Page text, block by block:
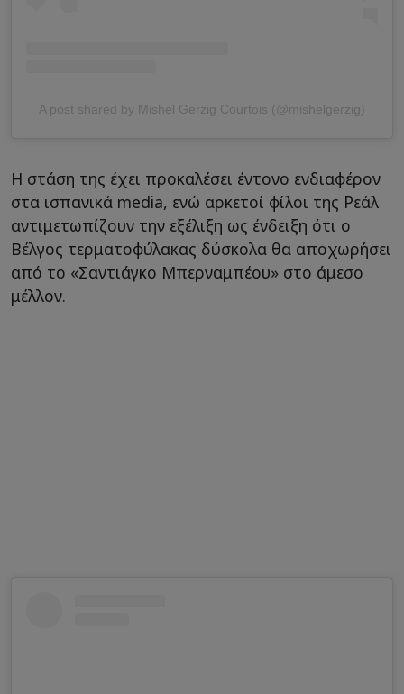
A post shared by Mishel Gerzig Courtois (@mishelgerzig)
Η στάση της έχει προκαλέσει έντονο ενδιαφέρον
στα ισπανικά media, ενώ αρκετοί φίλοι της Ρεάλ
αντιμετωπίζουν την εξέλιξη ως ένδειξη ότι ο
Βέλγος τερματοφύλακας δύσκολα θα αποχωρήσει
από το «Σαντιάγκο Μπερναμπέου» στο άμεσο
μέλλον.